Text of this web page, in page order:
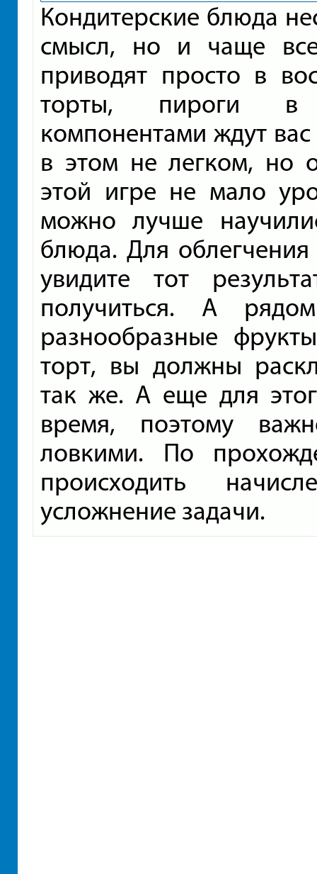
Кондитерские блюда
смысл, но и чаще
приводят просто в
торты, пироги в
компонентами ждут
в этом не легком, но
этой игре не мало
можно лучше
блюда. Для
увидите тот
получиться. А
разнообразные
торт, вы должны
так же. А еще для
время, поэтому
ловкими. По
происходить
усложнение задачи.